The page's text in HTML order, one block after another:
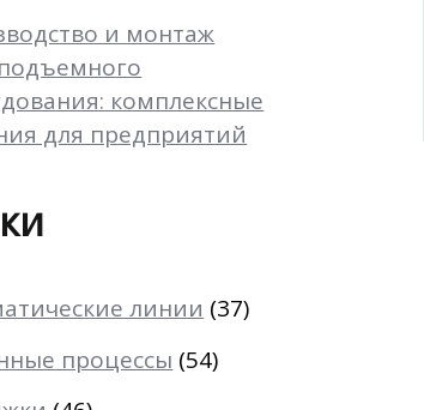
и монтаж
комплексные
для предприятий
линии (37)
процессы (54)